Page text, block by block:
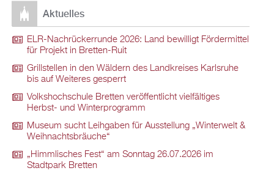
Aktuelles
ELR-Nachrückerrunde 2026: Land bewilligt Fördermittel
für Projekt in Bretten-Ruit
Grillstellen in den Wäldern des Landkreises Karlsruhe
bis auf Weiteres gesperrt
Volkshochschule Bretten veröffentlicht vielfältiges
Herbst- und Winterprogramm
Museum sucht Leihgaben für Ausstellung „Winterwelt &
Weihnachtsbräuche“
„Himmlisches Fest“ am Sonntag 26.07.2026 im
Stadtpark Bretten